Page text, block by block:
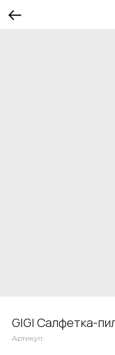
GIGI Салфетка-
Артикул: